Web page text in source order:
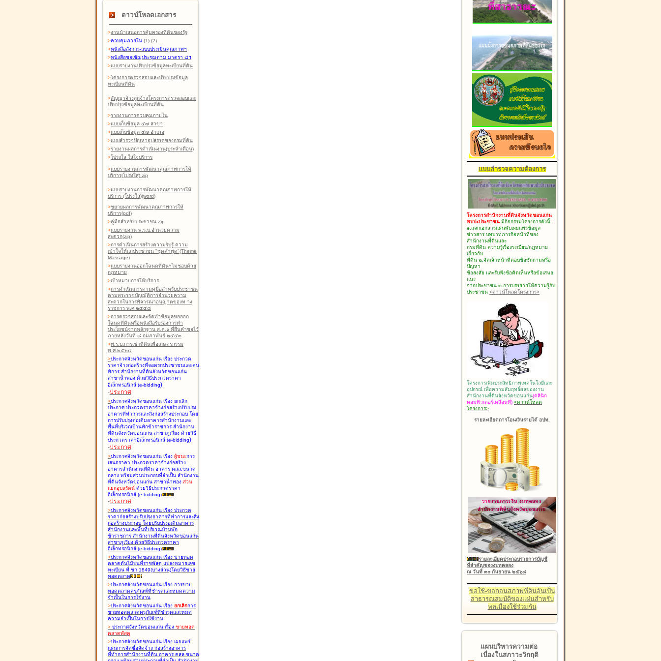
ดาวน์โหลดเอกสาร
>งานนำเสนอการคุ้มครองที่ดินของรัฐ
>ควบคุมภายใน (1) (2)
>หนังสือสังการ-แบบประเมินคุณภาพฯ
>หนังสือขอเชิญประชุมตาม มาตรา ๘ฯ
>แบบรายงานปรับปรุงข้อมูลทะเบียนที่ดิน
>โครงการตรวจสอบและปรับปรุงข้อมูล
ทะเบียนที่ดิน
>สัญญาจ้างลูกจ้างโครงการตรวจสอบและ
ปรับปรุงข้อมูลทะเบียนที่ดิน
>รายงานการควบคุมภายใน
>แบบเก็บข้อมูล ๕๗ สาขา
>แบบเก็บข้อมูล ๕๗ อำเภอ
>แบบสำรวจปัญหาอุปสรรคของกรมที่ดิน
>รายงานผลการดำเนินงาน(ประจำเดือน)
>โปร่งใส ใส่ใจบริการ
>แบบรายงานการพัฒนาคุณภาพการให้
บริการ(โปร่งใส).zip
>แบบรายงานการพัฒนาคุณภาพการให้
บริการ (โปร่งใส)(word)
>ขยายผลการพัฒนาคุณภาพการให้
บริการ(pdf)
>คู่มือสำหรับประชาชน Zip
>แบบรายงาน พ.ร.บ.อำนวยความ
สะดวก(zip)
>การดำเนินการสร้างความรับรู้ ความ
เข้าใจให้แก่ประชาชน "ชุดคำพูด"(Theme
Massage)
>แบบรายงานออกโฉนดที่ดินฯไม่ชอบด้วย
กฎหมาย
>เป้าหมายการให้บริการ
>การดำเนินการตามคู่มือสำหรับประชาชน
ตามพระราชบัญญัติการอำนวยความ
สะดวกในการพิจารณาอนุญาตของท าง
ราชการ พ.ศ.๒๕๕๘
>การตรวจสอบและจัดทำข้อมูลขอออก
โฉนดที่ดินหรือหนังสือรับรองการทำ
ประโยชน์จากหลักฐาน ส.ค.๑ ที่ยื่นคำขอไว้
ภายหลังวันที่ ๘ กุมภาพันธ์ ๒๕๕๓
>พ.ร.บ.การเช่าที่ดินเพื่อเกษตรกรรม
พ.ศ.๒๕๒๔
>ประกาศจังหวัดขอนแก่น เรื่อง ประกวด
ราคาจ้างก่อสร้างที่จอดรถประชาชนและคน
พิการ สำนักงานที่ดินจังหวัดขอนแก่น
สาขาน้ำพอง ด้วยวิธีประกวดราคา
อิเล็กทรอนิกส์ (e-bidding)
-ประกาศ
>ประกาศจังหวัดขอนแก่น เรื่อง ยกเลิก
ประกาศ ประกวดราคาจ้างก่อสร้างปรับปรุง
อาคารที่ทำการและสิ่งก่อสร้างประกอบ โดย
การปรับปรุงต่อเติมอาคารสำนักงานและ
พื้นที่บริเวณบ้านพักข้าราชการ สำนักงาน
ที่ดินจังหวัดขอนแก่น สาขาภูเวียง ด้วยวิธี
ประกวดราคาอิเล็กทรอนิกส์ (e-bidding)
-ประกาศ
>ประกาศจังหวัดขอนแก่น เรื่อง ผู้ชนะการ
เสนอราคา ประกวดราคาจ้างก่อสร้าง
อาคารสำนักงานที่ดิน อาคาร คสล.ขนาด
กลาง พร้อมส่วนประกอบที่จำเป็น สำนักงาน
ที่ดินจังหวัดขอนแก่น สาขาน้ำพอง ส่วน
แยกอุบลรัตน์ ด้วยวิธีประกวดราคา
อิเล็กทรอนิกส์ (e-bidding)
-ประกาศ
>ประกาศจังหวัดขอนแก่น เรื่อง ประกวด
ราคาก่อสร้างปรับปรุงอาคารที่ทำการและสิ่ง
ก่อสร้างประกอบ โดยปรับปรุง่อเติมอาคาร
สำนักงานและพื้นที่บริเวณบ้านพัก
ข้าราชการ สำนักงานที่ดินจังหวัดขอนแก่น
สาขาภูเวียง ด้วยวิธีประกวดราคา
อิเล็กทรอนิกส์ (e-bidding)
>ประกาศจังหวัดขอนแก่น เรื่อง ขายทอด
ตลาดต้นไม้บนที่ราชพัสดุ แปลงหมายเลข
ทะเบียน ที่ ขก.1849(บางส่วน)โดยวิธีขาย
ทอดตลาด
>ประกาศจังหวัดขอนแก่น เรื่อง การขาย
ทอดตลาดครุภัณฑ์ที่ชำรุดและหมดความ
จำเป็นในการใช้งาน
>ประกาศจังหวัดขอนแก่น เรื่อง ยกเลิกการ
ขายทอดตลาดครุภัณฑ์ที่ชำรุดและหมด
ความจำเป็นในการใช้งาน
> ประกาศจังหวัดขอนแก่น เรื่อง ขายทอด
ตลาดพัสดุ
>ประกาศจังหวัดขอนแก่น เรื่อง เผยแพร่
แผนการจัดซื้อจัดจ้าง ก่อสร้างอาคาร
ที่ทำการสำนักงานที่ดิน อาคาร คสล.ขนาด
แบบสำรวจความต้องการ
โครงการสำนักงานที่ดินจังหวัดขอนแก่น
พบปะประชาชน มีกิจกรรมโครงการดังนี้.-
๑.แจกเอกสารแผ่นพับเผยแพร่ข้อมูล
ข่าวสาร บทบาทภารกิจหน้าที่ของ
สำนักงานที่ดินและ
กรมที่ดิน ความรู้เรื่องระเบียบ/กฎหมาย
เกี่ยวกับ
ที่ดิน ๒.จัดเจ้าหน้าที่ตอบข้อซักถามหรือ
ปัญหา
ข้อสงสัย และรับฟังข้อคิดเห็นหรือข้อเสนอ
แนะ
จากประชาชน ๓.การบรรยายให้ความรู้กับ
ประชาชน <ดาวน์โหลดโครงการ>
โครงการเพิ่มประสิทธิภาพเทคโนโลยีและ
อุปกรณ์ เพื่อความสัมฤทธิ์ผลของงาน
สำนักงานที่ดินจังหวัดขอนแก่น(คลินิก
คอมพิวเตอร์เคลื่อนที่) <ดาวน์โหลด
โครงการ>
รายละเอียดการโอนเงินรายได้ อปท.
รายละเอียดประกอบรายการบัญชี
ที่สำคัญของงบทดลอง
ณ วันที่ ๓๐ กันยายน ๒๕๖๘
ขอใช้-ขอถอนสภาพที่ดินอันเป็น
สาธารณสมบัติของแผ่นสำหรับ
พลเมืองใช้ร่วมกัน
แผนบริหารความต่อ
เนื่องในสภาวะวิกฤติ